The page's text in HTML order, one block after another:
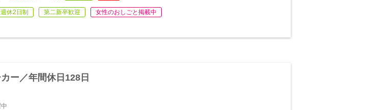
休2日制 第二新卒歓迎 女性のおしごと掲載中
ー／年間休日128日